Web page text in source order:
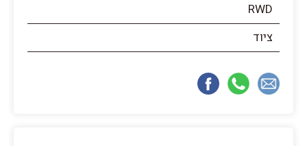
RWD
ציוד